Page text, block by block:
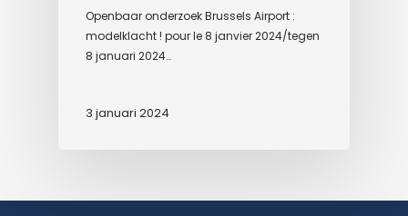
Openbaar onderzoek Brussels Airport :
modelklacht ! pour le 8 janvier 2024/tegen
8 januari 2024…
3 januari 2024